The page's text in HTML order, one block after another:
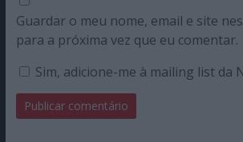
Guardar o meu nome, email e site
para a próxima vez que eu comentar.
Sim, adicione-me à mailing list da